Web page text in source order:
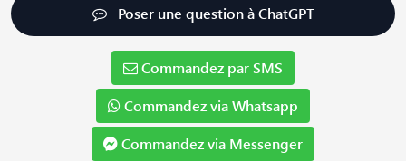
Poser une question à ChatGPT
Commandez par SMS
Commandez via Whatsapp
Commandez via Messenger